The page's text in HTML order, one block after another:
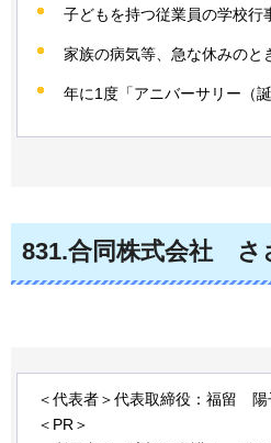
子どもを持つ従業員の学校行
家族の病気等、急な休みのと
年に1度「アニバーサリー（
831.合同株式会社 さ
＜代表者＞代表取締役：福留 陽
＜PR＞